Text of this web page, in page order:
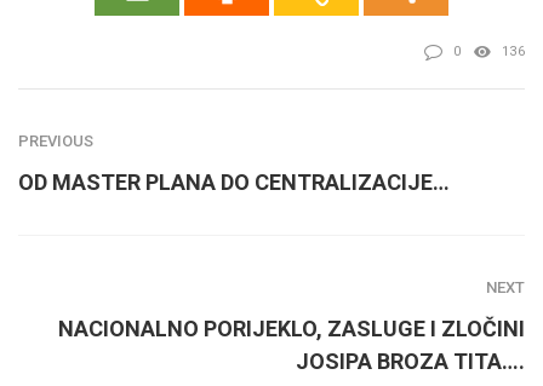
0 136
PREVIOUS
OD MASTER PLANA DO CENTRALIZACIJE…
NEXT
NACIONALNO PORIJEKLO, ZASLUGE I ZLOČINI
JOSIPA BROZA TITA….